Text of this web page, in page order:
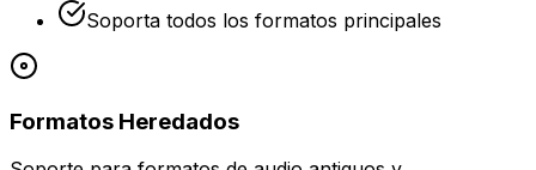
Soporta todos los formatos principales
Formatos Heredados